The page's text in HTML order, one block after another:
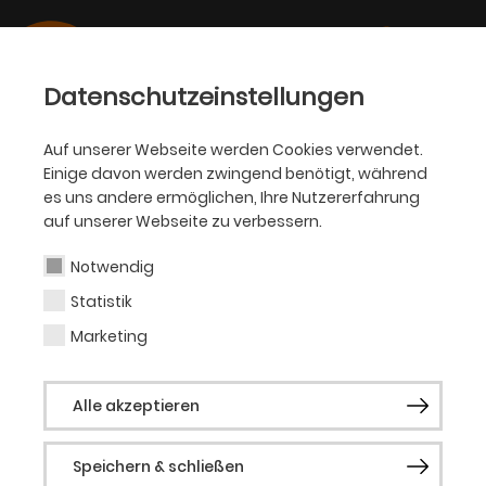
Datenschutzeinstellungen
Auf unserer Webseite werden Cookies verwendet.
Einige davon werden zwingend benötigt, während
es uns andere ermöglichen, Ihre Nutzererfahrung
auf unserer Webseite zu verbessern.
Notwendig
Statistik
Marketing
Alle akzeptieren
Speichern & schließen
17.08.2023 KJT
KINDER- UND
JUGENDTHEATER GRÜNDET
„JUNGEN THEATER RAT“
Interessierte Kinder und Jugendliche können
Inhalt mitgestalten